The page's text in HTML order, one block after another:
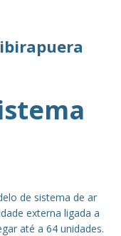
de sistema de ar
externa ligada a
até a 64 unidades.